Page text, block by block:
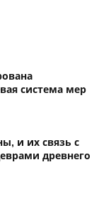
система мер
и их связь с
древнего